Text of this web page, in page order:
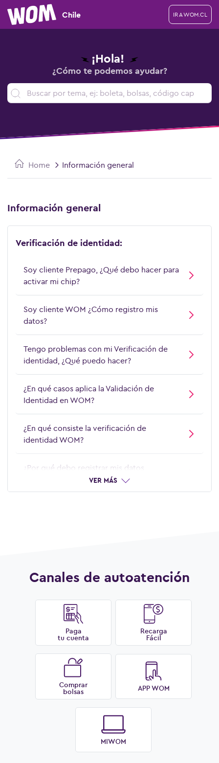
Chile IR A WOM.CL
¡Hola!
¿Cómo te podemos ayudar?
Home Información general
Información general
Verificación de identidad:
Soy cliente Prepago, ¿Qué debo hacer para
activar mi chip?
Soy cliente WOM ¿Cómo registro mis
datos?
Tengo problemas con mi Verificación de
identidad, ¿Qué puedo hacer?
¿En qué casos aplica la Validación de
Identidad en WOM?
¿En qué consiste la verificación de
identidad WOM?
¿Por qué debo registrar mis datos
personales en WOM?VER MÁS
Canales de autoatención
Paga
tu cuenta
Recarga
Fácil
Comprar
bolsas APP WOM
MIWOM